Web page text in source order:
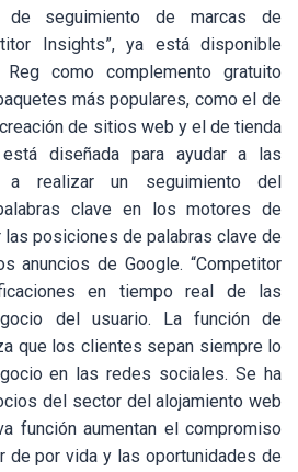
de seguimiento de marcas de
Insights”, ya está disponible
como complemento gratuito
más populares, como el de
de sitios web y el de tienda
diseñada para ayudar a las
a realizar un seguimiento del
clave en los motores de
las posiciones de palabras clave de
anuncios de Google. “Competitor
en tiempo real de las
del usuario. La función de
que los clientes sepan siempre lo
en las redes sociales. Se ha
del sector del alojamiento web
función aumentan el compromiso
de por vida y las oportunidades de